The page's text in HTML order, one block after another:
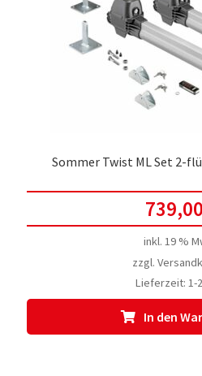
Sommer Twist ML Set 2-
739,00
inkl. 19 %
zzgl.
Lieferzeit: 1-
In den